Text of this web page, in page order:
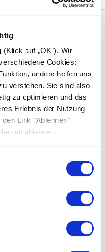
auf „OK”). Wir
Cookies:
andere helfen uns
verstehen. Sie sind also
zu optimieren und das
Erlebnis der Nutzung
Link "Ablehnen"
ablehnen.